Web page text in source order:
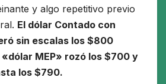
y algo repetitivo previo
El dólar Contado con
sin escalas los $800
MEP» rozó los $700 y
los $790.